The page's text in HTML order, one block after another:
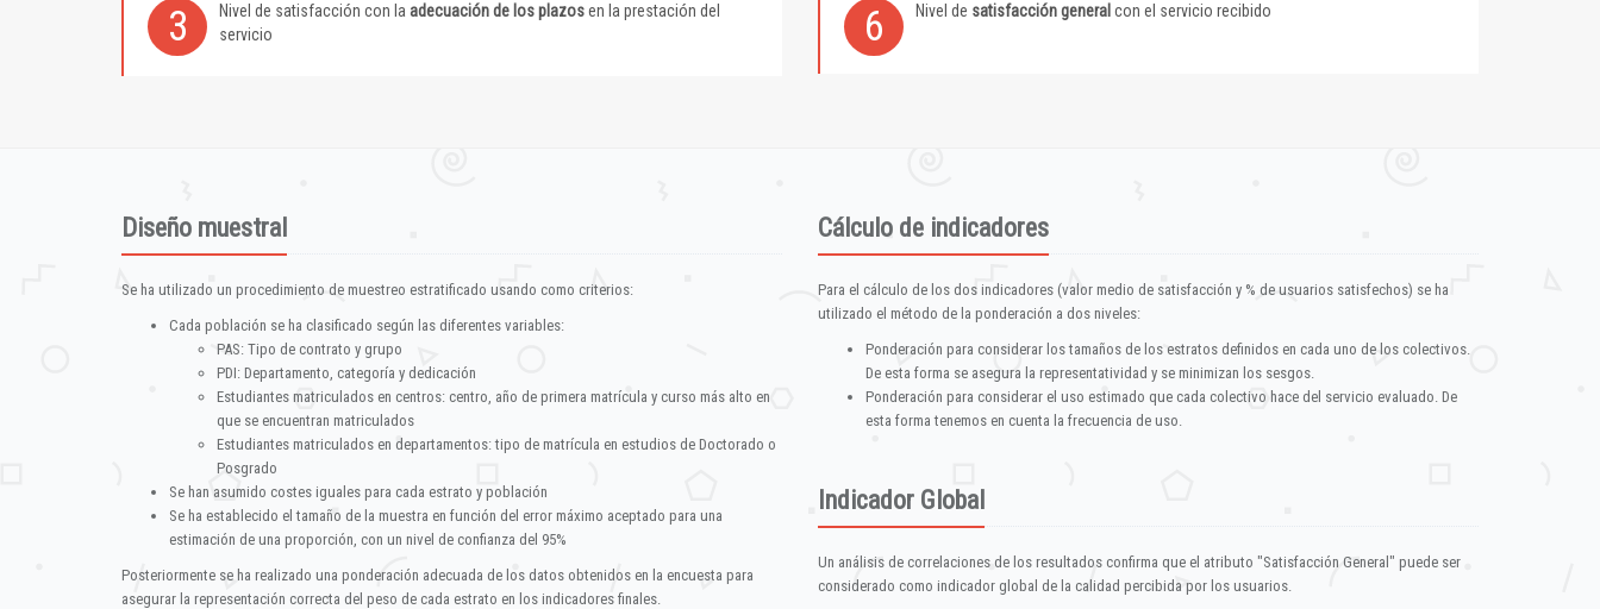
3 Nivel de satisfacción con la adecuación de los plazosen la prestación del
servicio
6 Nivel de satisfacción general con el servicio recibido
Diseño muestral
Se ha utilizado un procedimiento de muestreo estratificado usando como criterios:
Cada población se ha clasificado según las diferentes variables:
PAS: Tipo de contrato y grupo
PDI: Departamento, categoría y dedicación
Estudiantes matriculados en centros: centro, año de primera matrícula y curso más alto en
que se encuentran matriculados
Estudiantes matriculados en departamentos: tipo de matrícula en estudios de Doctorado o
Posgrado
Se han asumido costes iguales para cada estrato y población
Se ha establecido el tamaño de la muestra en función del error máximo aceptado para una
estimación de una proporción, con un nivel de confianza del 95%
Posteriormente se ha realizado una ponderación adecuada de los datos obtenidos en la encuesta para
asegurar la representación correcta del peso de cada estrato en los indicadores finales.
Cálculo de indicadores
Para el cálculo de los dos indicadores (valor medio de satisfacción y % de usuarios satisfechos) se ha
utilizado el método de la ponderación a dos niveles:
Ponderación para considerar los tamaños de los estratos definidos en cada uno de los colectivos.
De esta forma se asegura la representatividad y se minimizan los sesgos.
Ponderación para considerar el uso estimado que cada colectivo hace del servicio evaluado. De
esta forma tenemos en cuenta la frecuencia de uso.
Indicador Global
Un análisis de correlaciones de los resultados confirma que el atributo "Satisfacción General" puede ser
considerado como indicador global de la calidad percibida por los usuarios.